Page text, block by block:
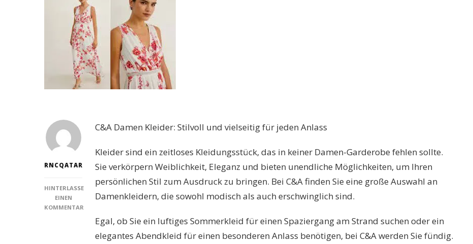
RNCQATAR
HINTERLASSE
EINEN
KOMMENTAR
C&A Damen Kleider: Stilvoll und vielseitig für jeden Anlass
Kleider sind ein zeitloses Kleidungsstück, das in keiner Damen-Garderobe fehlen sollte.
Sie verkörpern Weiblichkeit, Eleganz und bieten unendliche Möglichkeiten, um Ihren
persönlichen Stil zum Ausdruck zu bringen. Bei C&A finden Sie eine große Auswahl an
Damenkleidern, die sowohl modisch als auch erschwinglich sind.
Egal, ob Sie ein luftiges Sommerkleid für einen Spaziergang am Strand suchen oder ein
elegantes Abendkleid für einen besonderen Anlass benötigen, bei C&A werden Sie fündig.